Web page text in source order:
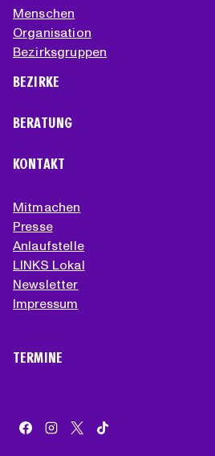
Menschen
Organisation
Bezirksgruppen
BEZIRKE
BERATUNG
KONTAKT
Mitmachen
Presse
Anlaufstelle
LINKS Lokal
Newsletter
Impressum
TERMINE